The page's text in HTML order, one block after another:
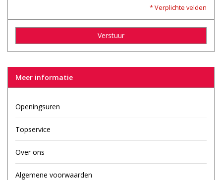
* Verplichte velden
Verstuur
Meer informatie
Openingsuren
Topservice
Over ons
Algemene voorwaarden